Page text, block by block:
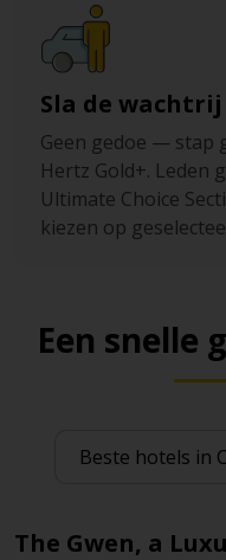
Sla de
Geen gedoe — stap
Hertz Gold+. Leden
Ultimate Choice
kiezen op
Een snelle
The Gwen, a